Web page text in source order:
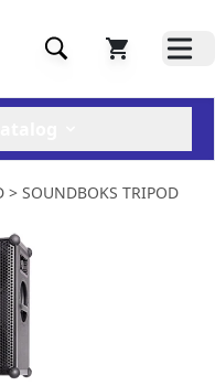
> SOUNDBOKS TRIPOD